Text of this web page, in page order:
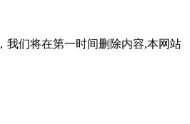
我们将在第一时间删除内容,本网站